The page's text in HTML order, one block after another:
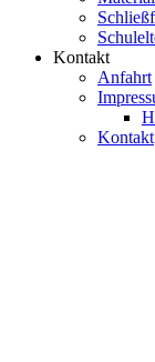
Kontakt
Anfahrt
Kontakt